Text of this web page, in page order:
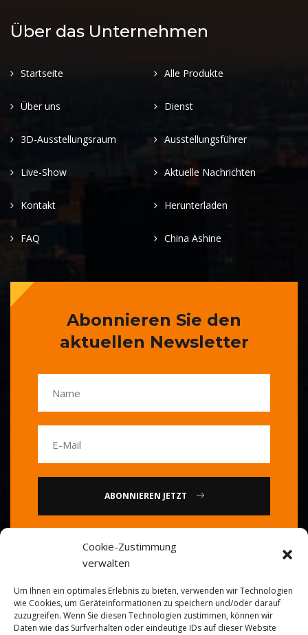
Cookie-Zustimmung
verwalten
Um Ihnen ein optimales Erlebnis zu bieten, verwenden wir Technologien
wie Cookies, um Geräteinformationen zu speichern und/oder darauf
zuzugreifen. Wenn Sie diesen Technologien zustimmen, können wir
Daten wie das Surfverhalten oder eindeutige IDs auf dieser Website
Über das Unternehmen
Startseite Alle Produkte
Über uns Dienst
3D-Ausstellungsraum Ausstellungsführer
Live-Show Aktuelle Nachrichten
Kontakt Herunterladen
FAQ China Ashine
Abonnieren Sie den
aktuellen Newsletter
ABONNIEREN JETZT
oder
84739585